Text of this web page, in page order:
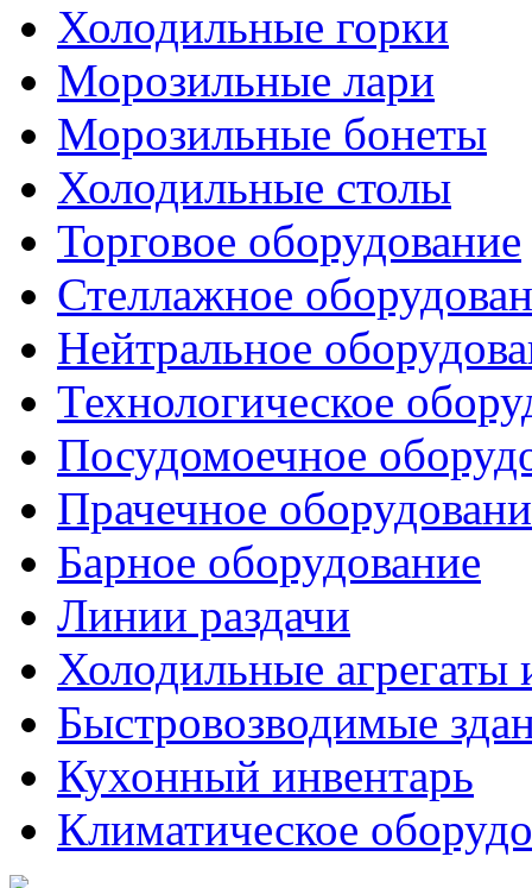
Холодильные горки
Морозильные лари
Морозильные бонеты
Холодильные столы
Торговое оборудование
Стеллажное
Нейтральное
Технологическое
Посудомоечное
Прачечное
Барное оборудование
Линии раздачи
Холодильные агрегаты
Быстровозводимые
Кухонный инвентарь
Климатическое